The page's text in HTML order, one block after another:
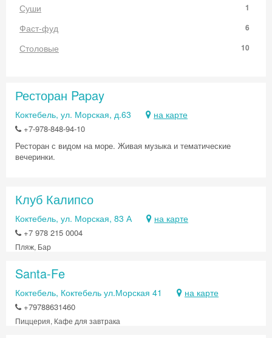
Суши 1
Фаст-фуд 6
Столовые 10
Ресторан Papay
Коктебель, ул. Морская, д.63 на карте
+7-978-848-94-10
Ресторан с видом на море. Живая музыка и тематические
вечеринки.
Клуб Калипсо
Коктебель, ул. Морская, 83 А на карте
+7 978 215 0004
Пляж, Бар
Santa-Fe
Коктебель, Коктебель ул.Морская 41 на карте
+79788631460
Пиццерия, Кафе для завтрака